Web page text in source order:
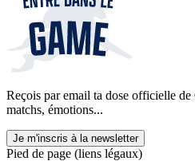
Reçois par email ta dose officielle
matchs, émotions...
Je m'inscris à la newsletter
Pied de page (liens légaux)